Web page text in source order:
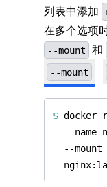
列表中添加
在多个选项
--mount 和
--mount
$ docker